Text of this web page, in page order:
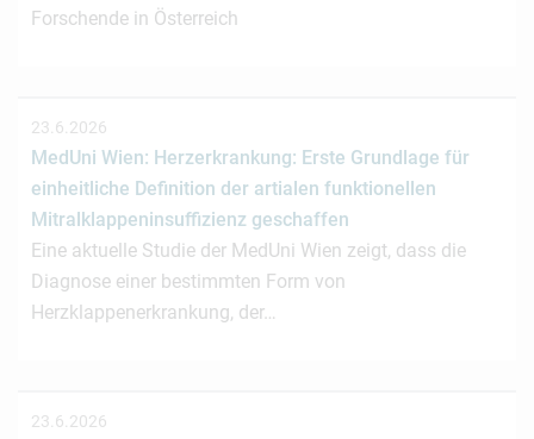
Forschende in Österreich
23.6.2026
MedUni Wien: Herzerkrankung: Erste Grundlage für
einheitliche Definition der artialen funktionellen
Mitralklappeninsuffizienz geschaffen
Eine aktuelle Studie der MedUni Wien zeigt, dass die
Diagnose einer bestimmten Form von
Herzklappenerkrankung, der…
23.6.2026